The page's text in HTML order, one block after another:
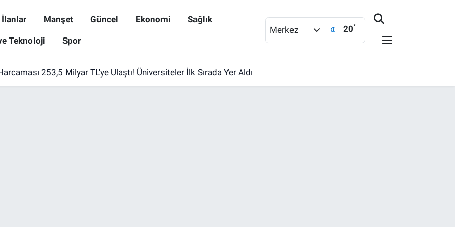
İlanlar Manşet Güncel Ekonomi Sağlık
Teknoloji Spor
Merkez 20°
253,5 Milyar TL'ye Ulaştı! Üniversiteler İlk Sırada Yer Aldı